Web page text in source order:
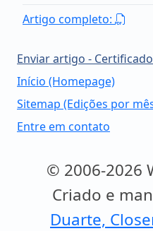
Artigo completo:
Enviar artigo -
Início (Homepage)
Sitemap (Edições por
Entre em contato
© 2006-2026
Criado e
Duarte,